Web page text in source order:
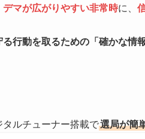
デマが広がりやすい非常時に、
る行動を取るための「確かな情
タルチューナー搭載で選局が簡